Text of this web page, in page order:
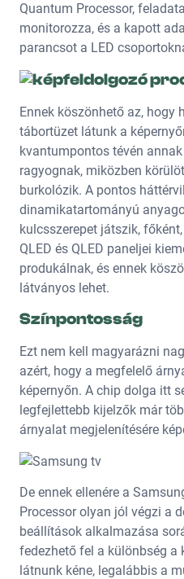
Quantum Processor,
monitorozza, és a kapott
parancsot a LED
Ennek köszönhető az, hogy
tábortüzet látunk a
kvantumpontos tévén
ragyognak, miközben
burkolózik. A pontos
dinamikatartományú
kulcsszerepet játszik,
QLED és QLED paneljei
produkálnak, és ennek
látványos lehet.
Színpontosság
Ezt nem kell magyarázni
azért, hogy a megfelelő
képernyőn. A chip dolga itt
legfejlettebb kijelzők már
árnyalat megjelenítésére
De ennek ellenére a
Processor olyan jól végzi a
beállítások alkalmazása
fedezhető fel a különbség
látnunk kéne, legalábbis a